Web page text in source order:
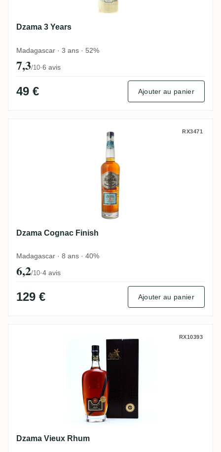
Dzama 3 Years
Madagascar · 3 ans · 52%
7,3/10·6 avis
49 € Ajouter au panier
Dzama Cognac Finish RX3471
Dzama Cognac Finish
Madagascar · 8 ans · 40%
6,2/10·4 avis
129 € Ajouter au panier
Dzama Vieux Rhum RX10393
Dzama Vieux Rhum